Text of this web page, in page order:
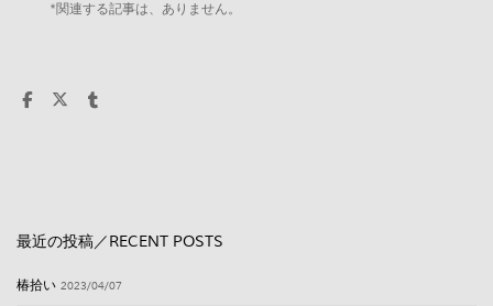
*関連する記事は、ありません。
最近の投稿／RECENT POSTS
椿拾い 2023/04/07